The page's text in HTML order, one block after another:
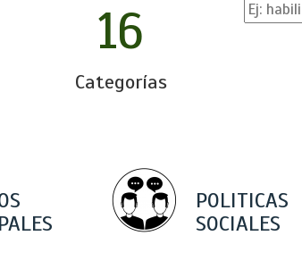
16
Categorías
POLITICAS
SOCIALES